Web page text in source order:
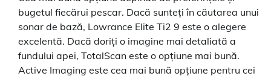
bugetul fiecărui pescar. Dacă sunteți în căutarea unui
sonar de bază, Lowrance Elite Ti2 9 este o alegere
excelentă. Dacă doriți o imagine mai detaliată a
fundului apei, TotalScan este o opțiune mai bună.
Active Imaging este cea mai bună opțiune pentru cei